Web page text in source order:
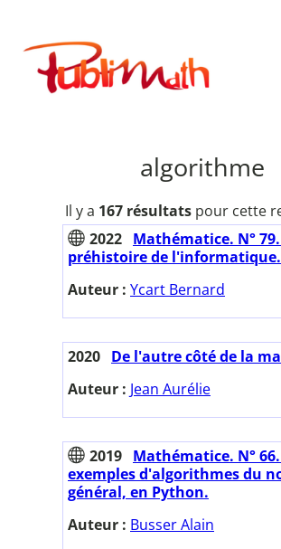
contenu
Publimath
algorithme
Il y a 167 résultats pour cette
2022 Mathématice. N°
préhistoire de l'informatique.
Auteur : Ycart Bernard
2020 De l'autre côté de la
Auteur : Jean Aurélie
2019 Mathématice. N°
exemples d'algorithmes du
général, en Python.
Auteur : Busser Alain